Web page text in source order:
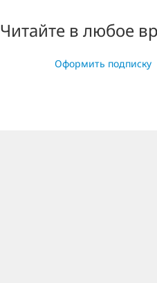
Читайте в любое
Оформить подписку